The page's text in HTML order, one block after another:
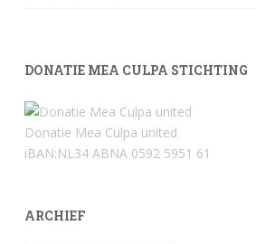
DONATIE MEA CULPA STICHTING
Donatie Mea Culpa united
iBAN:NL34 ABNA 0592 5951 61
ARCHIEF